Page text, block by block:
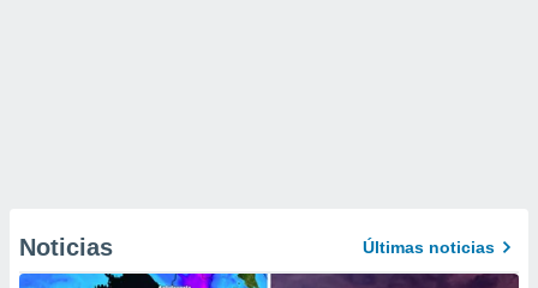
Noticias Últimas noticias